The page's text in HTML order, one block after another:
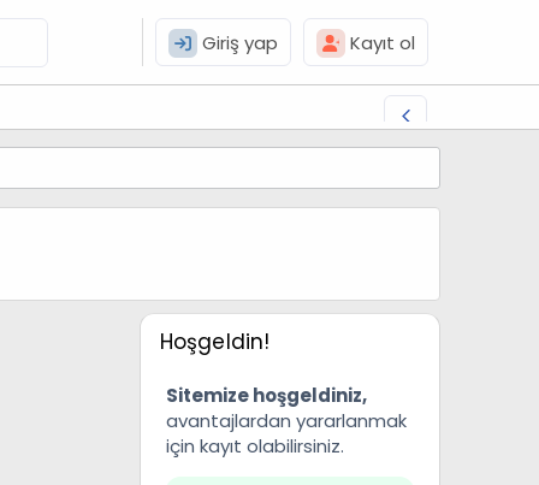
Giriş yap Kayıt ol
Hoşgeldin!
Sitemize hoşgeldiniz,
avantajlardan yararlanmak
için kayıt olabilirsiniz.